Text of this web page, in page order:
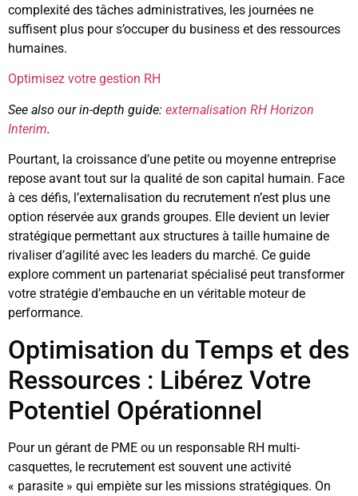
complexité des tâches administratives, les journées ne
suffisent plus pour s’occuper du business et des ressources
humaines.
Optimisez votre gestion RH
See also our in-depth guide: externalisation RH Horizon
Interim.
Pourtant, la croissance d’une petite ou moyenne entreprise
repose avant tout sur la qualité de son capital humain. Face
à ces défis, l’externalisation du recrutement n’est plus une
option réservée aux grands groupes. Elle devient un levier
stratégique permettant aux structures à taille humaine de
rivaliser d’agilité avec les leaders du marché. Ce guide
explore comment un partenariat spécialisé peut transformer
votre stratégie d’embauche en un véritable moteur de
performance.
Optimisation du Temps et des
Ressources : Libérez Votre
Potentiel Opérationnel
Pour un gérant de PME ou un responsable RH multi-
casquettes, le recrutement est souvent une activité
« parasite » qui empiète sur les missions stratégiques. On